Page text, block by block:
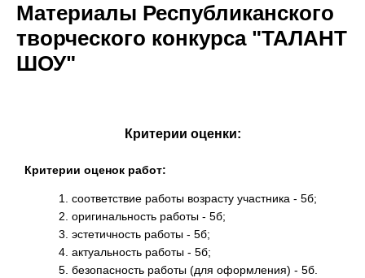
Материалы Республиканского
творческого конкурса "ТАЛАНТ
ШОУ"
Критерии оценки:
Критерии оценок работ:
соответствие работы возрасту участника - 5б;
оригинальность работы - 5б;
эстетичность работы - 5б;
актуальность работы - 5б;
безопасность работы (для оформления) - 5б.